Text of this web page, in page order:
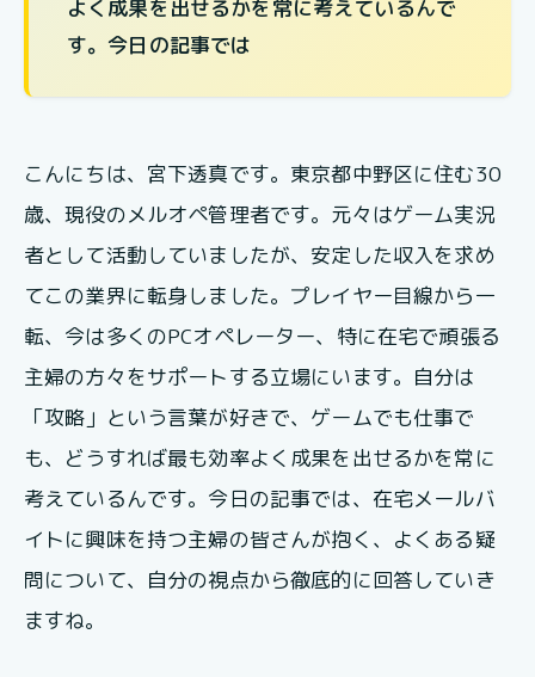
よく成果を出せるかを常に考えているんで
す。今日の記事では
こんにちは、宮下透真です。東京都中野区に住む30
歳、現役のメルオペ管理者です。元々はゲーム実況
者として活動していましたが、安定した収入を求め
てこの業界に転身しました。プレイヤー目線から一
転、今は多くのPCオペレーター、特に在宅で頑張る
主婦の方々をサポートする立場にいます。自分は
「攻略」という言葉が好きで、ゲームでも仕事で
も、どうすれば最も効率よく成果を出せるかを常に
考えているんです。今日の記事では、在宅メールバ
イトに興味を持つ主婦の皆さんが抱く、よくある疑
問について、自分の視点から徹底的に回答していき
ますね。